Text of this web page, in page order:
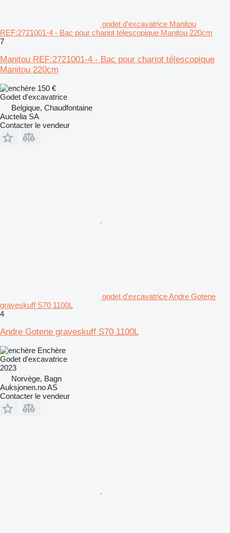
godet d'excavatrice Manitou
REF:2721001-4 - Bac pour chariot télescopique Manitou 220cm
7
Manitou REF:2721001-4 - Bac pour chariot télescopique
Manitou 220cm
150 €
Godet d'excavatrice
Belgique, Chaudfontaine
Auctelia SA
Contacter le vendeur
godet d'excavatrice Andre Gotene
graveskuff S70 1100L
4
Andre Gotene graveskuff S70 1100L
Enchère
Godet d'excavatrice
2023
Norvège, Bagn
Auksjonen.no AS
Contacter le vendeur